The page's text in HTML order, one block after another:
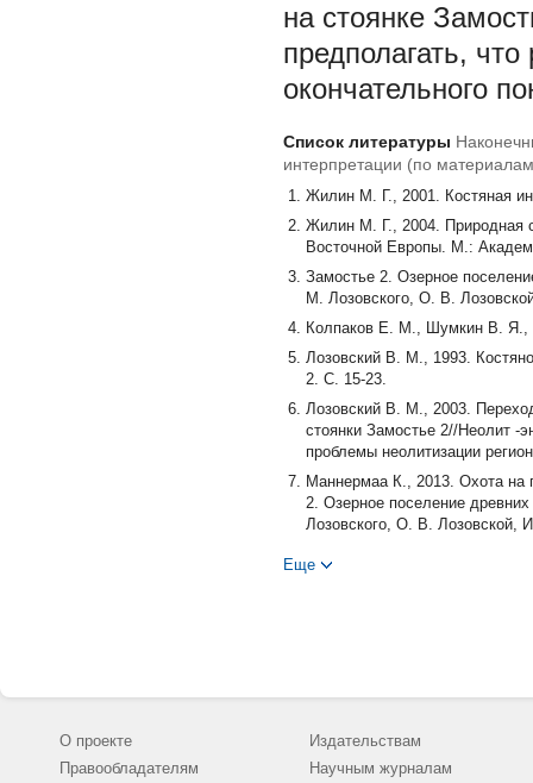
на стоянке
предполагать,
окончательного
Список литературы
интерпретации (по
Жилин М. Г., 2001. Костяная
Жилин М. Г., 2004. Природная
Восточной Европы. М.:
Замостье 2. Озерное
М. Лозовского, О. В.
Колпаков Е. М., Шумкин В. Я.,
Лозовский В. М., 1993.
2. С. 15-23.
Лозовский В. М., 2003.
стоянки Замостье 2//Неолит -
проблемы неолитизации
Маннермаа К., 2013. Охота на
2. Озерное поселение
Лозовского, О. В.
рыболовов эпохи мезолита -
the sixth international
Lozovskaya O., Lozovski V.
Russia//Proceedings of
Еще
О проекте
Правообладателям
Издательствам
Научным журналам